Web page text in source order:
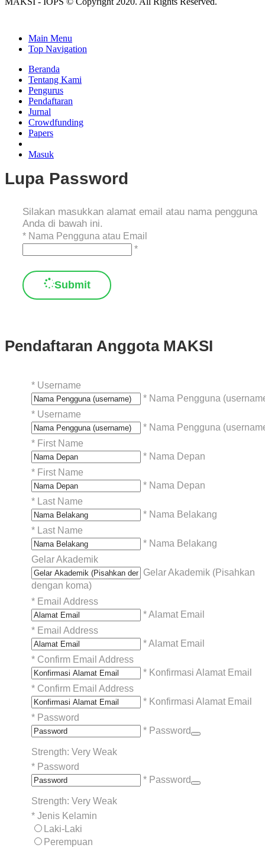
Main Menu
Top Navigation
Beranda
Tentang Kami
Pengurus
Pendaftaran
Jurnal
Crowdfunding
Papers
Masuk
Lupa Password
Silakan masukkan alamat email atau nama pengguna
Anda di bawah ini.
* Nama Pengguna atau Email
*
Submit
Pendaftaran Anggota MAKSI
* Username
* Nama Pengguna
* Username
* Nama Pengguna
* First Name
* Nama Depan
* First Name
* Nama Depan
* Last Name
* Nama Belakang
* Last Name
* Nama Belakang
Gelar Akademik
Gelar Akademik (Pisahkan
dengan koma)
* Email Address
* Alamat Email
* Email Address
* Alamat Email
* Confirm Email Address
* Konfirmasi Alamat Email
* Confirm Email Address
* Konfirmasi Alamat Email
* Password
* Password
Strength: Very Weak
* Password
* Password
Strength: Very Weak
* Jenis Kelamin
Laki-Laki
Perempuan